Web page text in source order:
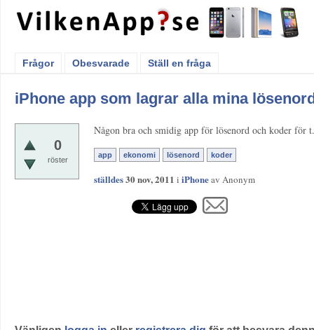
Frågor Obesvarade Ställ en fråga
iPhone app som lagrar alla mina
0
röster
Någon bra och smidig app för lösenord och koder för
app ekonomi lösenord koder
ställdes30 nov, 2011 i iPhoneav Anonym